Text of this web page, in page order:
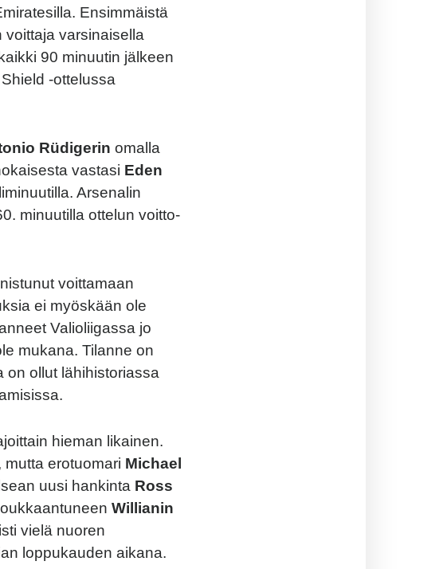
Ensimmäistä
varsinaisella
90 minuutin jälkeen
-ottelussa
Rüdigerin omalla
vastasi Eden
Arsenalin
minuutilla ottelun voitto-
voittamaan
ei myöskään ole
Valioliigassa jo
mukana. Tilanne on
on ollut lähihistoriassa
hieman likainen.
erotuomari Michael
uusi hankinta Ross
Willianin
vielä nuoren
loppukauden aikana.